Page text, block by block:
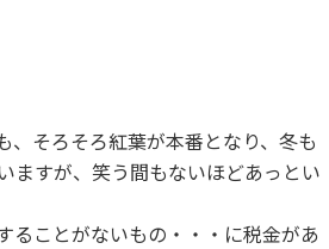
、そろそろ紅葉が本番となり、冬も
ますが、笑う間もないほどあっとい
ることがないもの・・・に税金があ